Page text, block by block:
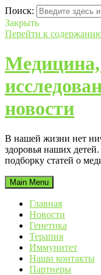
Поиск:
Закрыть
Перейти к
Медицина,
новости
В нашей жизни нет
здоровья наших
подборку статей о
Main Menu
Главная
Новости
Генетика
Терапия
Иммунитет
Наши контакты
Партнеры